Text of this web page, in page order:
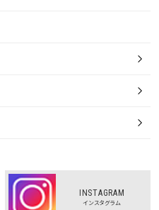
INSTAGRAM
インスタグラム